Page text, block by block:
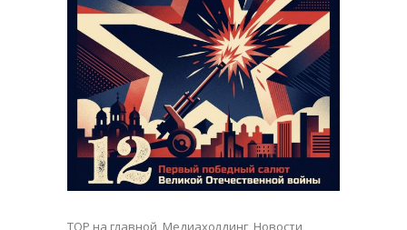
TOP на главной Медиахолдинг Новости